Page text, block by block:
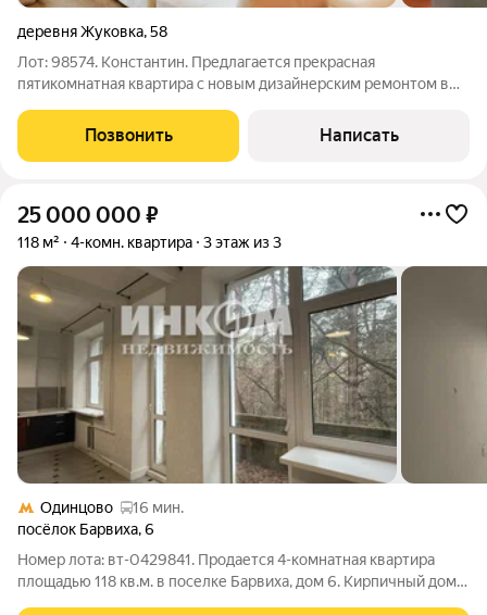
деревня Жуковка,58
Лот: 98574. Константин. Предлагается прекрасная
пятикомнатная квартира с новым дизайнерским ремонтом в
квартиры, система умный дом, установлены шторы с
электроприводом. Комфортная планировка:
Позвонить Написать
25 000 000 ₽
118 м² 4-комн. квартира 3 этаж из 3
Одинцово
16 мин.
посёлок Барвиха,6
Номер лота: вт-0429841. Продается 4-комнатная квартира
площадью 118 кв.м. в поселке Барвиха, дом 6. Кирпичный дом